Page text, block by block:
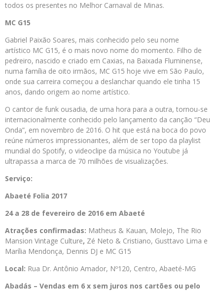
todos os presentes no Melhor Carnaval de Minas.
MC G15
Gabriel Paixão Soares, mais conhecido pelo seu nome
artístico MC G15, é o mais novo nome do momento. Filho de
pedreiro, nascido e criado em Caxias, na Baixada Fluminense,
numa família de oito irmãos, MC G15 hoje vive em São Paulo,
onde sua carreira começou a deslanchar quando ele tinha 15
anos, dando origem ao nome artístico.
O cantor de funk ousadia, de uma hora para a outra, tornou-se
internacionalmente conhecido pelo lançamento da canção “Deu
Onda”, em novembro de 2016. O hit que está na boca do povo
reúne números impressionantes, além de ser topo da playlist
mundial do Spotify, o videoclipe da música no Youtube já
ultrapassa a marca de 70 milhões de visualizações.
Serviço:
Abaeté Folia 2017
24 a 28 de fevereiro de 2016 em Abaeté
Atrações confirmadas: Matheus & Kauan, Molejo, The Rio
Mansion Vintage Culture, Zé Neto & Cristiano, Gusttavo Lima e
Marília Mendonça, Dennis DJ e MC G15
Local: Rua Dr. Antônio Amador, Nº120, Centro, Abaeté-MG
Abadás – Vendas em 6 x sem juros nos cartões ou pelo